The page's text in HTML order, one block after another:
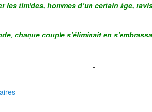
les timides, hommes d’un certain âge,
chaque couple s’éliminait en